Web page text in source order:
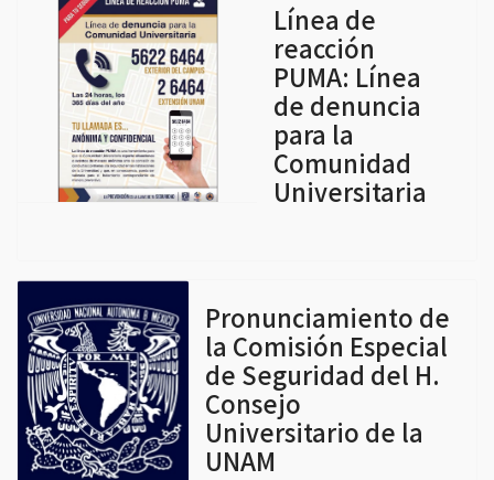
Línea de
reacción
PUMA: Línea
de denuncia
para la
Comunidad
Universitaria
Pronunciamiento de
la Comisión Especial
de Seguridad del H.
Consejo
Universitario de la
UNAM